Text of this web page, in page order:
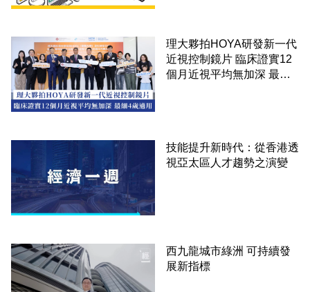
理大夥拍HOYA研發新一代
近視控制鏡片 臨床證實12
個月近視平均無加深 最細4
技能提升新時代：從香港透
視亞太區人才趨勢之演變
西九龍城市綠洲 可持續發
展新指標